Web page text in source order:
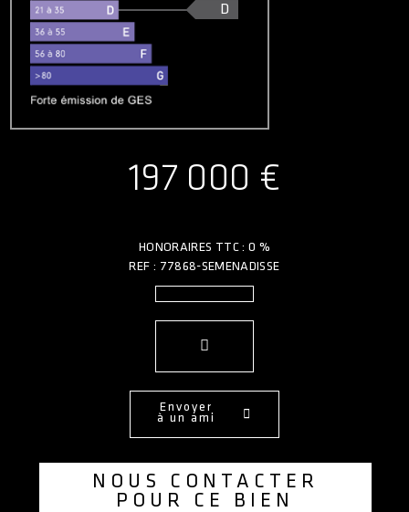
D
197 000 €
HONORAIRES TTC : 0 %
REF : 77868-SEMENADISSE
Envoyer
à un ami
NOUS CONTACTER
POUR CE BIEN